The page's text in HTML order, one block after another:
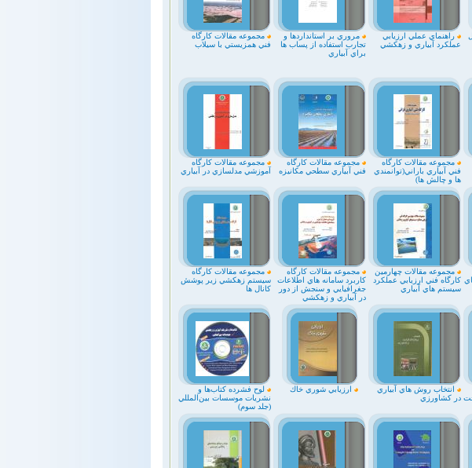
مجموعه مقالات كارگاه
فني همزيستي با سيلاب
مروري بر استانداردها و
تجارب استفاده از پساب ها
براي آبياري
راهنماي عملي ارزيابي
عملكرد آبياري و زهكشي
مجموعه مقالات كارگاه
آموزشي مدلسازي در آبياري
مجموعه مقالات كارگاه
فني آبياري سطحي مكانيزه
مجموعه مقالات كارگاه
فني آبياري باراني(توانمندي
ها و چالش ها)
مجموعه مقالات كارگاه
سيستم زهكشي زير پوشش
كانال ها
مجموعه مقالات كارگاه
كاربرد سامانه هاي اطلاعات
جغرافيايي و سنجش از دور
در آبياري و زهكشي
مجموعه مقالات چهارمين
كارگاه فني ارزيابي عملكرد
سيستم هاي آبياري
لوح فشرده كتاب‌ها و
نشريات موسسات بين‌المللي
(جلد سوم)
ارزيابي شوري خاك
انتخاب روش هاي آبياري
در كشاورزي